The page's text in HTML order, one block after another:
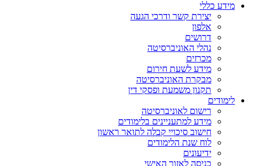
מידע כללי
יצירת קשר ודרכי הגעה
אלפון
דרושים
נהלי האוניברסיטה
מכרזים
מידע לשעת חירום
מבקרת האוניברסיטה
תקנון משמעת ופסקי דין
לימודים
רישום לאוניברסיטה
מידע למתעניינים בלימודים
חישוב סיכויי קבלה לתואר ראשון
לוח שנת הלימודים
ידיעונים
כניסה לאזור האישי